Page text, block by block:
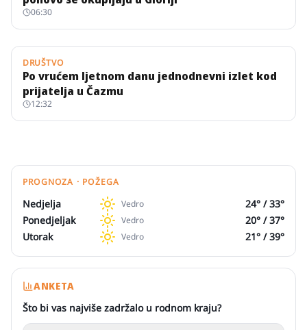
06:30
DRUŠTVO
Po vrućem ljetnom danu jednodnevni izlet kod
prijatelja u Čazmu
12:32
PROGNOZA · POŽEGA
Nedjelja Vedro 24° /33°
Ponedjeljak
Vedro 20° /37°
Utorak
Vedro 21° /39°
ANKETA
Što bi vas najviše zadržalo u rodnom kraju?